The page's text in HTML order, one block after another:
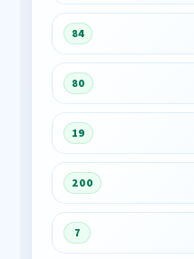
84
80
19
200
7